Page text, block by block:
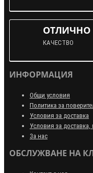
ОТЛИЧНО
КАЧЕСТВО
ИНФОРМАЦИЯ
Общи условия
Политика за
Условия за доставка
Условия за
За нас
ОБСЛУЖВАНЕ НА